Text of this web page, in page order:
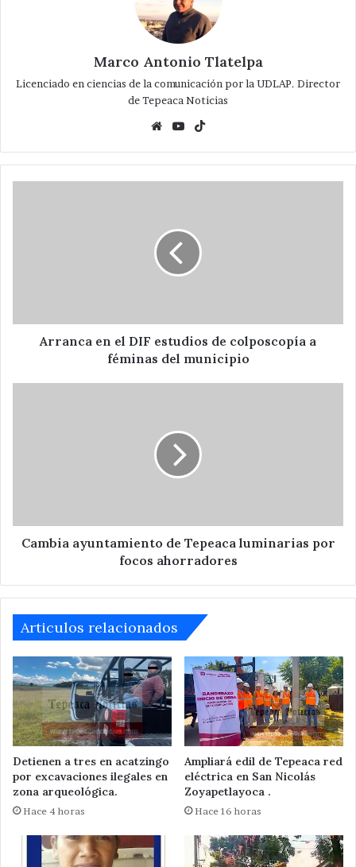
Marco Antonio Tlatelpa
Licenciado en ciencias de la comunicación por la UDLAP. Director
de Tepeaca Noticias
WebsiteYouTube
féminas
Arranca en el DIF estudios de colposcopía a
féminas del municipio
Cambia ayuntamiento de Tepeaca luminarias por
focos ahorradores
Articulos relacionados
Detienen a tres en acatzingo
por excavaciones ilegales en
zona arqueológica.
Hace 4 horas
Ampliará edil de Tepeaca red
eléctrica en San Nicolás
Zoyapetlayoca .
Hace 16 horas